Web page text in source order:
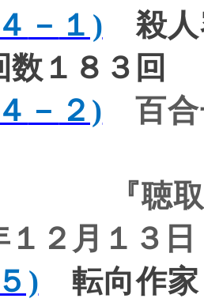
－ １) 殺人
１８３回
４ － ２) 百合
書作成
２月１３日
) 転向作家